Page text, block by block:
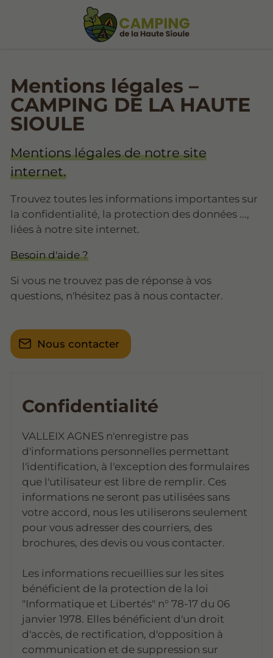
Mentions légales –
CAMPING DE LA HAUTE
SIOULE
Mentions légales de notre site
internet.
Trouvez toutes les informations importantes sur
la confidentialité, la protection des données ...,
liées à notre site internet.
Besoin d'aide ?
Si vous ne trouvez pas de réponse à vos
questions, n'hésitez pas à nous contacter.
Nous contacter
Confidentialité
VALLEIX AGNES n'enregistre pas
d'informations personnelles permettant
l'identification, à l'exception des formulaires
que l'utilisateur est libre de remplir. Ces
informations ne seront pas utilisées sans
votre accord, nous les utiliserons seulement
pour vous adresser des courriers, des
brochures, des devis ou vous contacter.
Les informations recueillies sur les sites
bénéficient de la protection de la loi
"Informatique et Libertés" n° 78-17 du 06
janvier 1978. Elles bénéficient d'un droit
d'accès, de rectification, d'opposition à
communication et de suppression sur